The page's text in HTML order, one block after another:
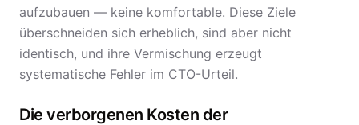
aufzubauen — keine komfortable. Diese Ziele
überschneiden sich erheblich, sind aber nicht
identisch, und ihre Vermischung erzeugt
systematische Fehler im CTO-Urteil.
Die verborgenen Kosten der